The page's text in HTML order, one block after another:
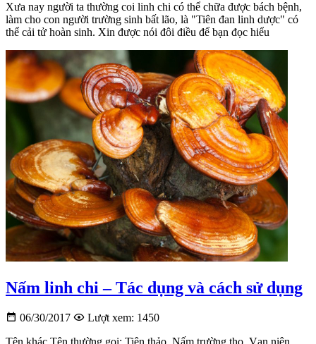
Xưa nay người ta thường coi linh chi có thể chữa được bách bệnh,
làm cho con người trường sinh bất lão, là "Tiên đan linh dược" có
thể cải tử hoàn sinh. Xin được nói đôi điều để bạn đọc hiểu
Nấm linh chi – Tác dụng và cách sử dụng
06/30/2017
Lượt xem: 1450
Tên khác Tên thường gọi: Tiên thảo, Nấm trường thọ, Vạn niên